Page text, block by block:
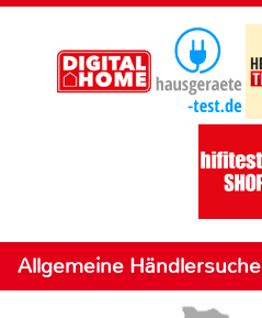
Allgemeine Händlersuche